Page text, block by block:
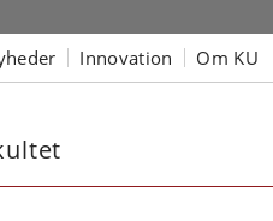
Innovation Om KU